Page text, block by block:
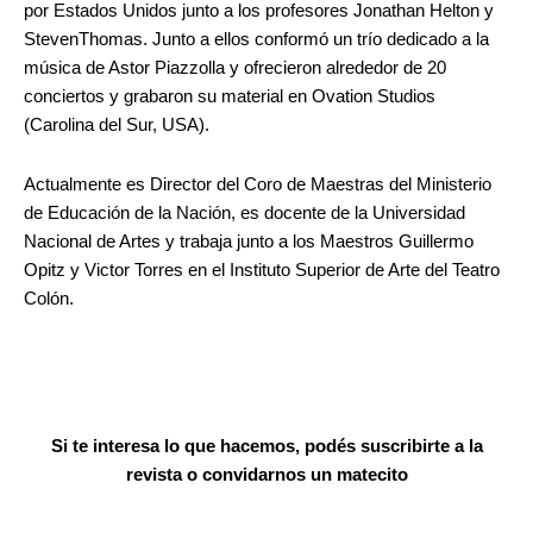
por Estados Unidos junto a los profesores Jonathan Helton y
StevenThomas. Junto a ellos conformó un trío dedicado a la
música de Astor Piazzolla y ofrecieron alrededor de 20
conciertos y grabaron su material en Ovation Studios
(Carolina del Sur, USA).
Actualmente es Director del Coro de Maestras del Ministerio
de Educación de la Nación, es docente de la Universidad
Nacional de Artes y trabaja junto a los Maestros Guillermo
Opitz y Victor Torres en el Instituto Superior de Arte del Teatro
Colón.
Si te interesa lo que hacemos, podés suscribirte a la
revista o convidarnos un matecito